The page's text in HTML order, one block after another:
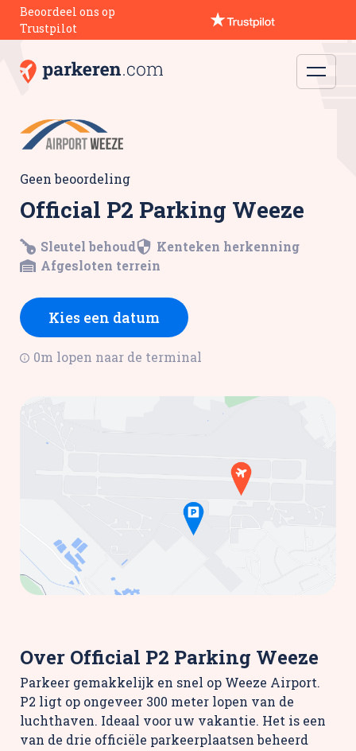
Beoordeel ons op
Trustpilot
Geen beoordeling
Official P2 Parking Weeze
Sleutel behoud
Kenteken herkenning
Afgesloten terrein
Kies een datum
0m lopen naar de terminal
Over Official P2 Parking Weeze
Parkeer gemakkelijk en snel op Weeze Airport.
P2 ligt op ongeveer 300 meter lopen van de
luchthaven. Ideaal voor uw vakantie. Het is een
van de drie officiële parkeerplaatsen beheerd